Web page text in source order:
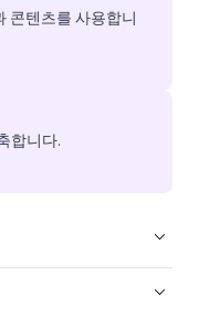
콘텐츠를 사용합니
합니다.